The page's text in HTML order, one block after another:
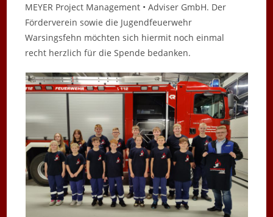
MEYER Project Management • Adviser GmbH. Der
Förderverein sowie die Jugendfeuerwehr
Warsingsfehn möchten sich hiermit noch einmal
recht herzlich für die Spende bedanken.